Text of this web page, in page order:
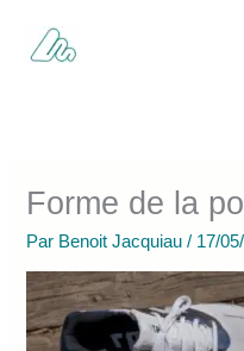
contenu
Forme de la
Par Benoit Jacquiau/ 17/